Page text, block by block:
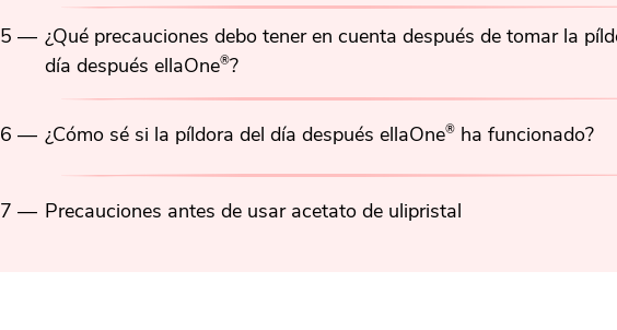
5 — ¿Qué precauciones debo tener en cuenta después de tomar la
día después ellaOne®?
6 — ¿Cómo sé si la píldora del día después ellaOne® ha funcionado?
7 — Precauciones antes de usar acetato de ulipristal